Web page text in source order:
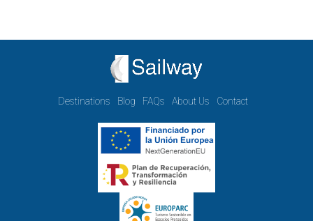
Destinations Blog FAQs About Us Contact